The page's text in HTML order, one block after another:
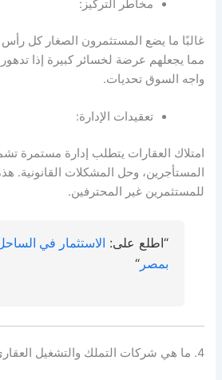
مخاطر التركيز:
غالبًا ما يضع المستثمرون الصغار كل
مما يجعلهم عرضة لخسائر كبيرة إذا
واجه السوق تحديات.
تعقيدات الإدارة:
امتلاك العقارات يتطلب إدارة مستمرة
المستأجرين، وحل المشكلات القانونية.
للمستثمرين غير المحترفين.
“اطلع على: الاستثمار في
بمصر “
4. ما هي شركات التملك والتشغيل العقاري (REOCs)؟